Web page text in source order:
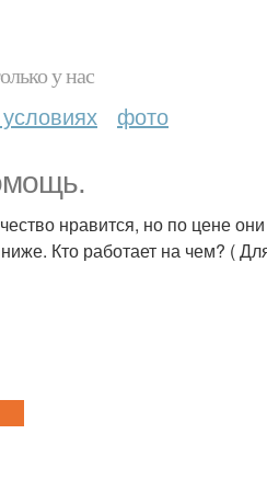
у нас
фото
нравится, но по цене
Кто работает на чем? (